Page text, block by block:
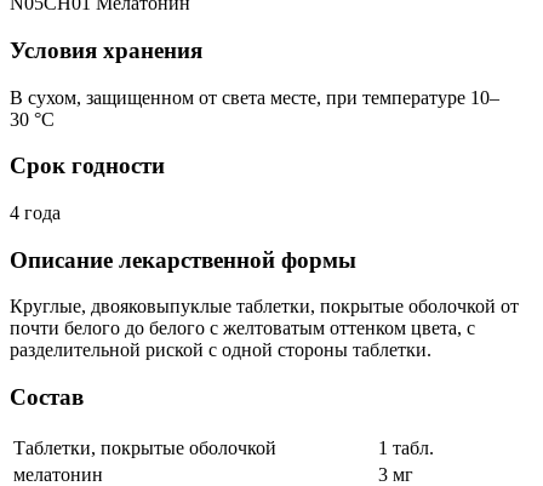
Условия хранения
В сухом, защищенном от света месте, при температуре 10–
30 °C
Срок годности
4 года
Описание лекарственной формы
Круглые, двояковыпуклые таблетки, покрытые оболочкой от
почти белого до белого с желтоватым оттенком цвета, с
разделительной риской с одной стороны таблетки.
Состав
Таблетки, покрытые оболочкой
1 табл.
мелатонин
3 мг